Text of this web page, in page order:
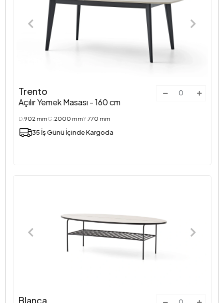
Trento
Açılır Yemek Masası - 160 cm
D:902 mmG:2000 mmY:770 mm
35 İş Günü İçinde Kargoda
Blanca